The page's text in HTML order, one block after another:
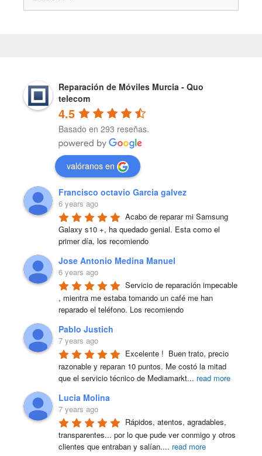
Reparación de Móviles Murcia - Quo
telecom
4.5
Basado en 293 reseñas.
valóranos en
Francisco octavio Garcia galvez
6 years ago
Acabo de reparar mi Samsung
Galaxy s10 +, ha quedado genial. Esta como el
primer día, los recomiendo
Jose Antonio Medina Manuel
6 years ago
Servicio de reparación impecable
, mientra me estaba tomando un café me han
reparado el teléfono. Los recomiendo
Pablo Justich
7 years ago
Excelente !  Buen trato, precio
razonable y reparan 10 puntos. Me costó la mitad
que el servicio técnico de Mediamarkt... read more
Lucia Molina
7 years ago
Rápidos, atentos, agradables,
transparentes... por lo que pude ver conmigo y otros
clientes que entraban y salían.... read more